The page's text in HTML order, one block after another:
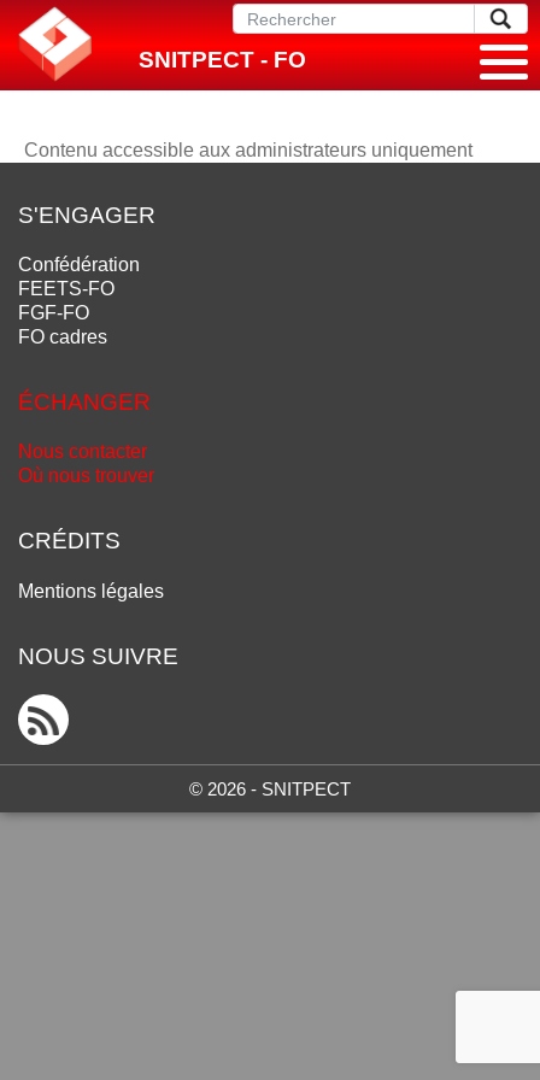
SNITPECT - FO
Contenu accessible aux administrateurs uniquement
S'ENGAGER
Confédération
FEETS-FO
FGF-FO
FO cadres
ÉCHANGER
Nous contacter
Où nous trouver
CRÉDITS
Mentions légales
NOUS SUIVRE
© 2026 - SNITPECT